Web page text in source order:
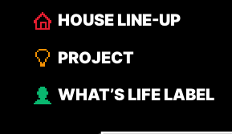
HOUSE LINE-UP
PROJECT
WHAT’S LIFE LABEL